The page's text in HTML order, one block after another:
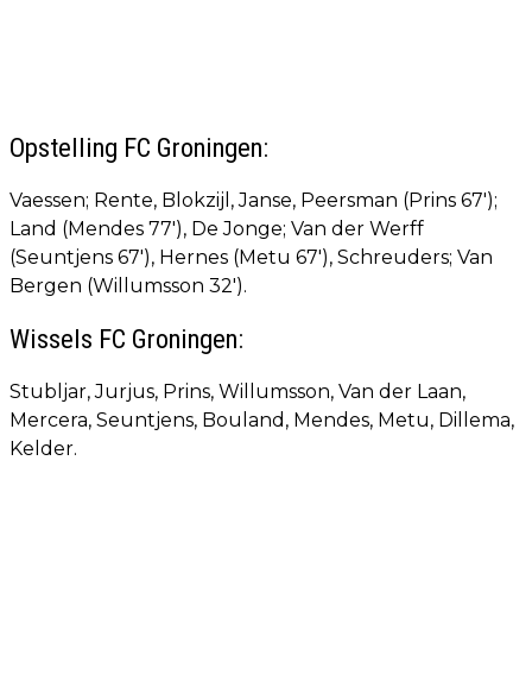
Opstelling FC Groningen:
Vaessen; Rente, Blokzijl, Janse, Peersman (Prins 67');
Land (Mendes 77'), De Jonge; Van der Werff
(Seuntjens 67'), Hernes (Metu 67'), Schreuders; Van
Bergen (Willumsson 32').
Wissels FC Groningen:
Stubljar, Jurjus, Prins, Willumsson, Van der Laan,
Mercera, Seuntjens, Bouland, Mendes, Metu, Dillema,
Kelder.